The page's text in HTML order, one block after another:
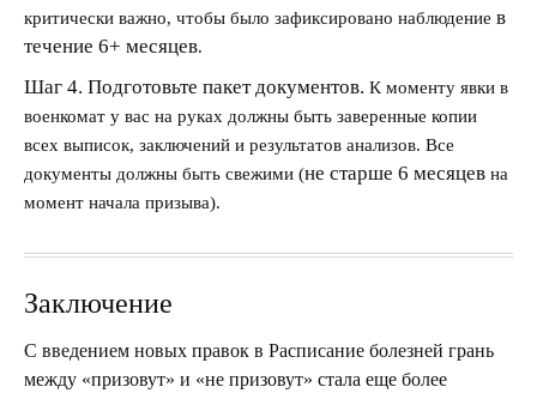
критически важно, чтобы было зафиксировано наблюдение в
течение 6+ месяцев.
Шаг 4. Подготовьте пакет документов. К моменту явки в
военкомат у вас на руках должны быть заверенные копии
всех выписок, заключений и результатов анализов. Все
документы должны быть свежими (не старше 6 месяцев на
момент начала призыва).
Заключение
С введением новых правок в Расписание болезней грань
между «призовут» и «не призовут» стала еще более